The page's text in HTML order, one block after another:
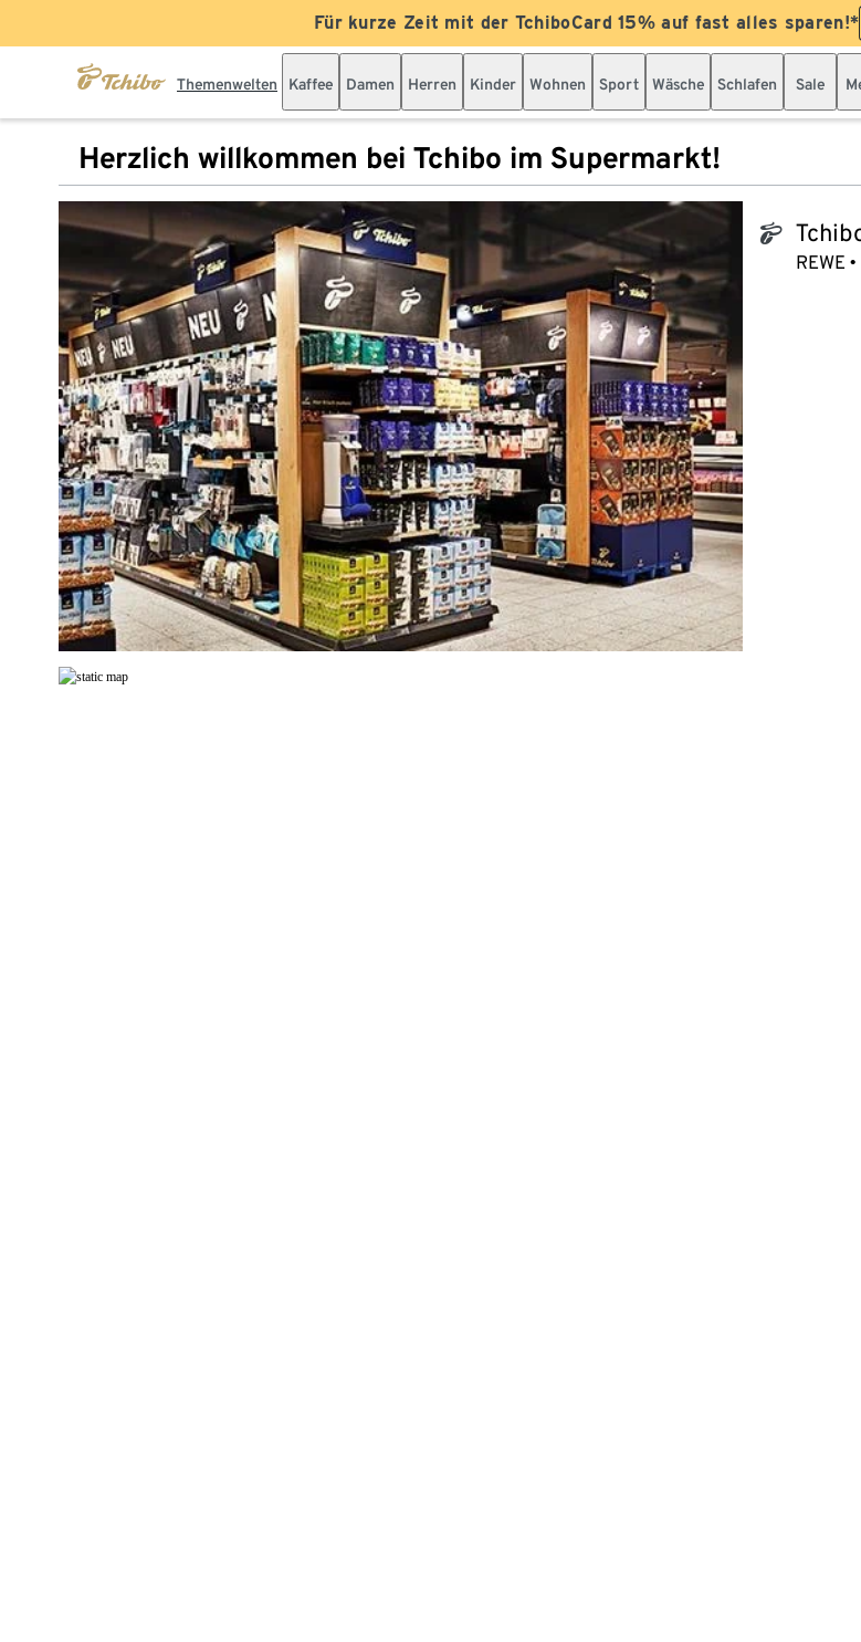
Für kurze Zeit mit der TchiboCard 15% auf fast alles sparen!*
Themenwelten Kaffee Damen Herren Kinder Wohnen Sport Wäsche Schlafen Sale
Herzlich willkommen bei Tchibo im Supermarkt!
tchibo_logo
REWE